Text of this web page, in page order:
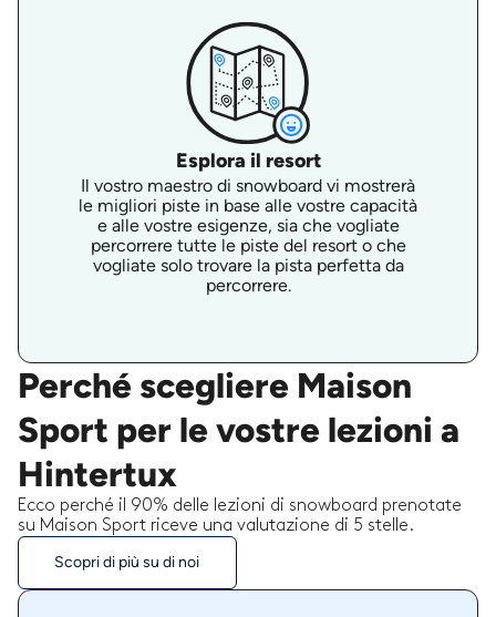
Esplora il resort
Il vostro maestro di snowboard vi mostrerà
le migliori piste in base alle vostre capacità
e alle vostre esigenze, sia che vogliate
percorrere tutte le piste del resort o che
vogliate solo trovare la pista perfetta da
percorrere.
Perché scegliere Maison
Sport per le vostre lezioni a
Hintertux
Ecco perché il 90% delle lezioni di snowboard prenotate
su Maison Sport riceve una valutazione di 5 stelle.
Scopri di più su di noi